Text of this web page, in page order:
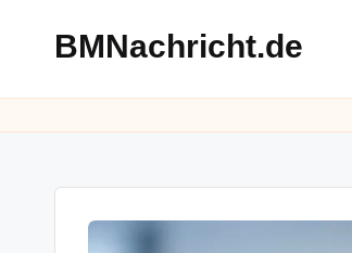
BMNachricht.de